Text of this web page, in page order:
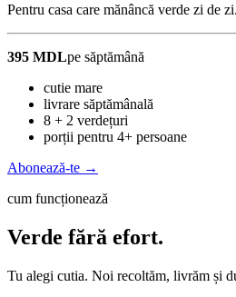
Pentru casa care mănâncă verde zi de zi.
395 MDLpe săptămână
cutie mare
livrare săptămânală
8 + 2 verdețuri
porții pentru 4+ persoane
Abonează-te →
cum funcționează
Verde fără efort.
Tu alegi cutia. Noi recoltăm, livrăm și